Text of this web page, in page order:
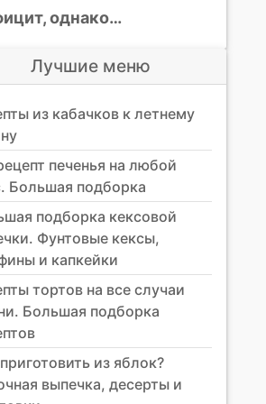
однако…
Лучшие меню
из кабачков к летнему
печенья на любой
Большая подборка
подборка кексовой
Фунтовые кексы,
и капкейки
тортов на все случаи
Большая подборка
из яблок?
выпечка, десерты и